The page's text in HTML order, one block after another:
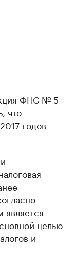
ФНС № 5
что
годов
является
целью
и